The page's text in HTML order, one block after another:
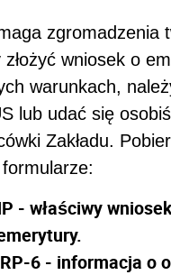
zgromadzenia
złożyć wniosek o
warunkach,
lub udać się
Zakładu.
- właściwy
6 - informacja o